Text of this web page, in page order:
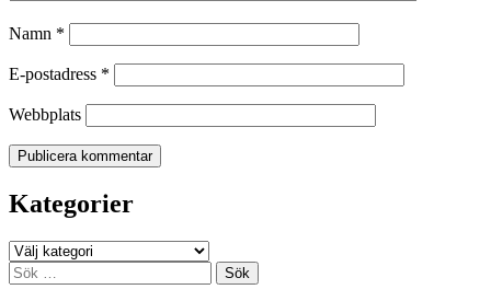
Namn *
E-postadress *
Webbplats
Kategorier
Kategorier
Sök
efter: